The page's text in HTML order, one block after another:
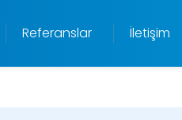
Referanslar İletişim